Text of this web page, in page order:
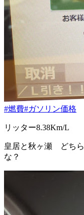
#燃費#ガソリン価格
リッター8.38Km/L
皇居と秋ヶ瀬 どち
な？